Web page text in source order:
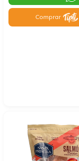
Comprar